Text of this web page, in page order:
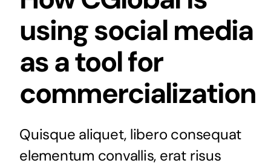
using social media
as a tool for
commercialization
Quisque aliquet, libero consequat
elementum convallis, erat risus